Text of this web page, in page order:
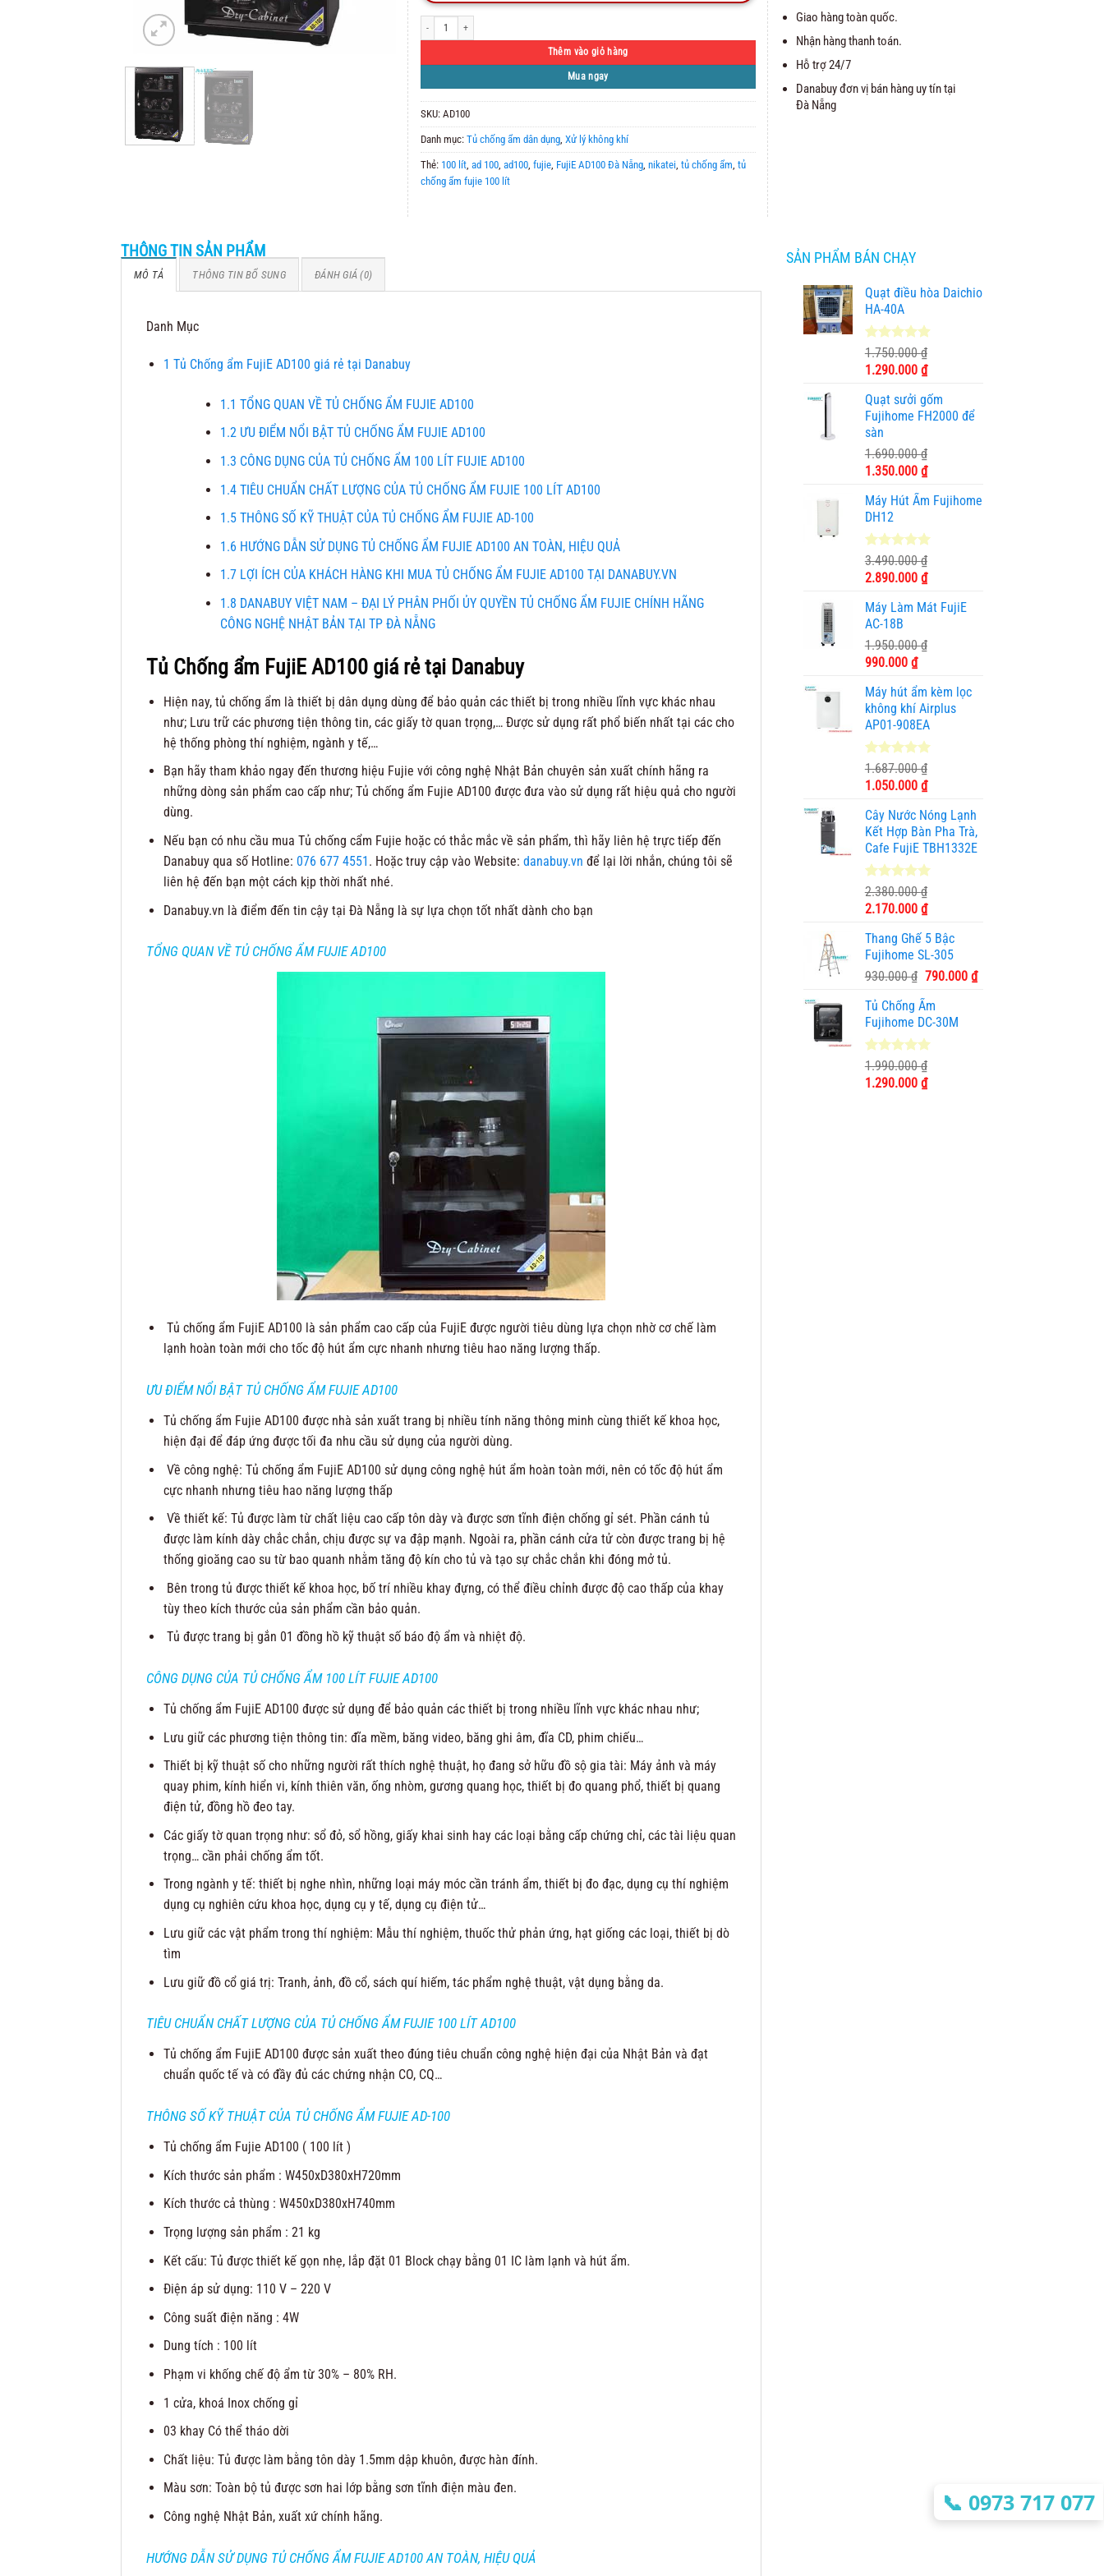
📞 0973 717 077
Tủ Chống Ẩm Fujie AD100 số lượng
Thêm vào giỏ hàng
Mua ngay
SKU: AD100
Danh mục: Tủ chống ẩm dân dụng, Xử lý không khí
Thẻ: 100 lít, ad 100, ad100, fujie, FujiE AD100 Đà Nẵng, nikatei, tủ chống ẩm, tủ
chống ẩm fujie 100 lít
Giao hàng toàn quốc.
Nhận hàng thanh toán.
Hỗ trợ 24/7
Danabuy đơn vị bán hàng uy tín tại
Đà Nẵng
THÔNG TIN SẢN PHẨM
MÔ TẢ THÔNG TIN BỔ SUNG ĐÁNH GIÁ (0)
Danh Mục
1 Tủ Chống ẩm FujiE AD100 giá rẻ tại Danabuy
1.1 TỔNG QUAN VỀ TỦ CHỐNG ẨM FUJIE AD100
1.2ƯU ĐIỂM NỔI BẬT TỦ CHỐNG ẨM FUJIE AD100
1.3 CÔNG DỤNG CỦA TỦ CHỐNG ẨM 100 LÍT FUJIE AD100
1.4TIÊU CHUẨN CHẤT LƯỢNG CỦA TỦ CHỐNG ẨM FUJIE 100 LÍT AD100
1.5THÔNG SỐ KỸ THUẬT CỦA TỦ CHỐNG ẨM FUJIE AD-100
1.6 HƯỚNG DẪN SỬ DỤNG TỦ CHỐNG ẨM FUJIE AD100 AN TOÀN, HIỆU QUẢ
1.7LỢI ÍCH CỦA KHÁCH HÀNG KHI MUA TỦ CHỐNG ẨM FUJIE AD100 TẠI DANABUY.VN
1.8 DANABUY VIỆT NAM – ĐẠI LÝ PHÂN PHỐI ỦY QUYỀN TỦ CHỐNG ẨM FUJIE CHÍNH HÃNG
CÔNG NGHỆ NHẬT BẢN TẠI TP ĐÀ NẴNG
Tủ Chống ẩm FujiE AD100 giá rẻ tại Danabuy
Hiện nay, tủ chống ẩm là thiết bị dân dụng dùng để bảo quản các thiết bị trong nhiều lĩnh vực khác nhau
như; Lưu trữ các phương tiện thông tin, các giấy tờ quan trọng,… Được sử dụng rất phổ biến nhất tại các cho
hệ thống phòng thí nghiệm, ngành y tế,…
Bạn hãy tham khảo ngay đến thương hiệu Fujie với công nghệ Nhật Bản chuyên sản xuất chính hãng ra
những dòng sản phẩm cao cấp như; Tủ chống ẩm Fujie AD100 được đưa vào sử dụng rất hiệu quả cho người
dùng.
Nếu bạn có nhu cầu mua Tủ chống cẩm Fujie hoặc có thắc mắc về sản phẩm, thì hãy liên hệ trực tiếp đến
Danabuy qua số Hotline: 076 677 4551 . Hoặc truy cập vào Website: danabuy.vn để lại lời nhắn, chúng tôi sẽ
liên hệ đến bạn một cách kịp thời nhất nhé.
Danabuy.vn là điểm đến tin cậy tại Đà Nẵng là sự lựa chọn tốt nhất dành cho bạn
TỔNG QUAN VỀ TỦ CHỐNG ẨM FUJIE AD100
Tủ chống ẩm FujiE AD100 là sản phẩm cao cấp của FujiE được người tiêu dùng lựa chọn nhờ cơ chế làm
lạnh hoàn toàn mới cho tốc độ hút ẩm cực nhanh nhưng tiêu hao năng lượng thấp.
ƯU ĐIỂM NỔI BẬT TỦ CHỐNG ẨM FUJIE AD100
Tủ chống ẩm Fujie AD100 được nhà sản xuất trang bị nhiều tính năng thông minh cùng thiết kế khoa học,
hiện đại để đáp ứng được tối đa nhu cầu sử dụng của người dùng.
Về công nghệ: Tủ chống ẩm FujiE AD100 sử dụng công nghệ hút ẩm hoàn toàn mới, nên có tốc độ hút ẩm
cực nhanh nhưng tiêu hao năng lượng thấp
Về thiết kế: Tủ được làm từ chất liệu cao cấp tôn dày và được sơn tĩnh điện chống gỉ sét. Phần cánh tủ
được làm kính dày chắc chắn, chịu được sự va đập mạnh. Ngoài ra, phần cánh cửa tử còn được trang bị hệ
thống gioăng cao su từ bao quanh nhằm tăng độ kín cho tủ và tạo sự chắc chắn khi đóng mở tủ.
Bên trong tủ được thiết kế khoa học, bố trí nhiều khay đựng, có thể điều chỉnh được độ cao thấp của khay
tùy theo kích thước của sản phẩm cần bảo quản.
Tủ được trang bị gắn 01 đồng hồ kỹ thuật số báo độ ẩm và nhiệt độ.
CÔNG DỤNG CỦA TỦ CHỐNG ẨM 100 LÍT FUJIE AD100
Tủ chống ẩm FujiE AD100 được sử dụng để bảo quản các thiết bị trong nhiều lĩnh vực khác nhau như;
Lưu giữ các phương tiện thông tin: đĩa mềm, băng video, băng ghi âm, đĩa CD, phim chiếu…
Thiết bị kỹ thuật số cho những người rất thích nghệ thuật, họ đang sở hữu đồ sộ gia tài: Máy ảnh và máy
quay phim, kính hiển vi, kính thiên văn, ống nhòm, gương quang học, thiết bị đo quang phổ, thiết bị quang
điện tử, đồng hồ đeo tay.
Các giấy tờ quan trọng như: sổ đỏ, sổ hồng, giấy khai sinh hay các loại bằng cấp chứng chỉ, các tài liệu quan
trọng… cần phải chống ẩm tốt.
Trong ngành y tế: thiết bị nghe nhìn, những loại máy móc cần tránh ẩm, thiết bị đo đạc, dụng cụ thí nghiệm
dụng cụ nghiên cứu khoa học, dụng cụ y tế, dụng cụ điện tử…
Lưu giữ các vật phẩm trong thí nghiệm: Mẫu thí nghiệm, thuốc thử phản ứng, hạt giống các loại, thiết bị dò
tìm
Lưu giữ đồ cổ giá trị: Tranh, ảnh, đồ cổ, sách quí hiếm, tác phẩm nghệ thuật, vật dụng bằng da.
TIÊU CHUẨN CHẤT LƯỢNG CỦA TỦ CHỐNG ẨM FUJIE 100 LÍT AD100
Tủ chống ẩm FujiE AD100 được sản xuất theo đúng tiêu chuẩn công nghệ hiện đại của Nhật Bản và đạt
chuẩn quốc tế và có đầy đủ các chứng nhận CO, CQ…
THÔNG SỐ KỸ THUẬT CỦA TỦ CHỐNG ẨM FUJIE AD-100
Tủ chống ẩm Fujie AD100 ( 100 lít )
Kích thước sản phẩm : W450xD380xH720mm
Kích thước cả thùng : W450xD380xH740mm
Trọng lượng sản phẩm : 21 kg
Kết cấu: Tủ được thiết kế gọn nhẹ, lắp đặt 01 Block chạy bằng 01 IC làm lạnh và hút ẩm.
Điện áp sử dụng: 110 V – 220 V
Công suất điện năng : 4W
Dung tích : 100 lít
Phạm vi khống chế độ ẩm từ 30% – 80% RH.
1 cửa, khoá Inox chống gỉ
03 khay Có thể tháo dời
Chất liệu: Tủ được làm bằng tôn dày 1.5mm dập khuôn, được hàn đính.
Màu sơn: Toàn bộ tủ được sơn hai lớp bằng sơn tĩnh điện màu đen.
Công nghệ Nhật Bản, xuất xứ chính hãng.
HƯỚNG DẪN SỬ DỤNG TỦ CHỐNG ẨM FUJIE AD100 AN TOÀN, HIỆU QUẢ
SẢN PHẨM BÁN CHẠY
Quạt điều hòa Daichio
HA-40A
4.89trên 5
dựa trên
9
đánh giá
1.750.000₫
Giá
là:
1.750.000 ₫.
1.290.000 ₫Giá
tại
là:
Quạt sưởi gốm
Fujihome FH2000 để
sàn
1.690.000₫
Giá
là:
1.690.000 ₫.
1.350.000 ₫Giá
tại
1.350.000 ₫.
Máy Hút Ẩm Fujihome
DH12
5.00trên 5
dựa trên
2
đánh giá
3.490.000₫
Giá
là:
3.490.000 ₫.
2.890.000 ₫Giá
tại
2.890.000 ₫.
Máy Làm Mát FujiE
AC-18B
1.950.000₫
Giá
là:
1.950.000 ₫.
990.000 ₫Giá
tại
là:
990.000 ₫.
Máy hút ẩm kèm lọc
không khí Airplus
AP01-908EA
5.00trên 5
dựa trên
1
đánh giá
1.687.000₫
Giá
là:
1.687.000 ₫.
1.050.000 ₫Giá
tại
là:
1.050.000 ₫.
Cây Nước Nóng Lạnh
Kết Hợp Bàn Pha Trà,
Cafe FujiE TBH1332E
5.00trên 5
dựa trên
11
đánh giá
2.380.000₫
Giá
là:
2.380.000 ₫.
2.170.000 ₫Giá
tại
là:
2.170.000 ₫.
Thang Ghế 5 Bậc
Fujihome SL-305
930.000₫ Giá
là:
930.000 ₫.
790.000 ₫Giá
Tủ Chống Ẩm
Fujihome DC-30M
5.00trên 5
dựa trên
3
đánh giá
1.990.000₫
Giá
1.290.000 ₫Giá